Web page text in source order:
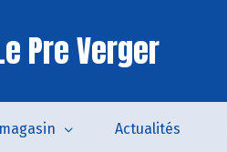
Pre Verger
Actualités